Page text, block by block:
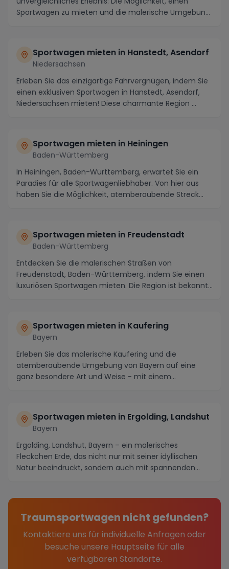
Sportwagen zu mieten und die malerische Umgebung
Sportwagen mieten in Hanstedt, Asendorf
Niedersachsen
Erleben Sie das einzigartige Fahrvergnügen, indem Sie
einen exklusiven Sportwagen in Hanstedt, Asendorf,
Niedersachsen mieten! Diese charmante Region ...
Sportwagen mieten in Heiningen
Baden-Württemberg
In Heiningen, Baden-Württemberg, erwartet Sie ein
Paradies für alle Sportwagenliebhaber. Von hier aus
haben Sie die Möglichkeit, atemberaubende Streck...
Sportwagen mieten in Freudenstadt
Baden-Württemberg
Entdecken Sie die malerischen Straßen von
Freudenstadt, Baden-Württemberg, indem Sie einen
luxuriösen Sportwagen mieten. Die Region ist bekannt
Sportwagen mieten in Kaufering
Bayern
Erleben Sie das malerische Kaufering und die
atemberaubende Umgebung von Bayern auf eine
ganz besondere Art und Weise - mit einem
Sportwagen mieten in Ergolding, Landshut
Bayern
Ergolding, Landshut, Bayern – ein malerisches
Fleckchen Erde, das nicht nur mit seiner idyllischen
Natur beeindruckt, sondern auch mit spannenden
Traumsportwagen nicht gefunden?
Kontaktiere uns für individuelle Anfragen oder
besuche unsere Hauptseite für alle
verfügbaren Standorte.